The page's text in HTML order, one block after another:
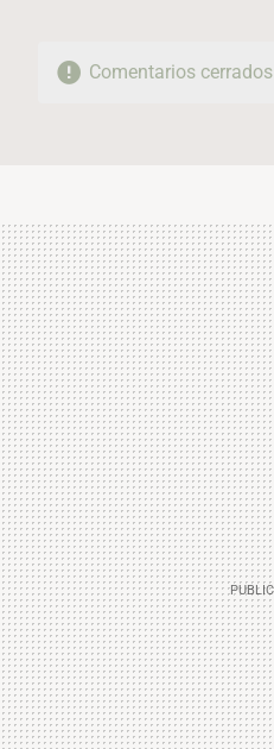
Comentarios cerrados